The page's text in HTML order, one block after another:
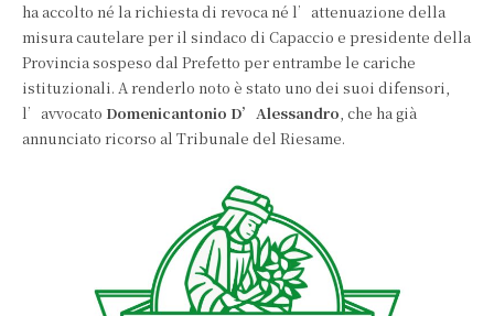
ha accolto né la richiesta di revoca né l’attenuazione della
misura cautelare per il sindaco di Capaccio e presidente della
Provincia sospeso dal Prefetto per entrambe le cariche
istituzionali. A renderlo noto è stato uno dei suoi difensori,
l’avvocato Domenicantonio D’Alessandro, che ha già
annunciato ricorso al Tribunale del Riesame.